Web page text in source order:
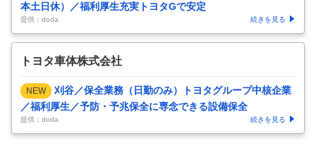
本土日休）／福利厚生充実トヨタGで安定
提供：doda 続きを見る
トヨタ車体株式会社
NEW
刈谷／保全業務（日勤のみ）トヨタグループ中核企業
／福利厚生／予防・予兆保全に専念できる設備保全
提供：doda 続きを見る